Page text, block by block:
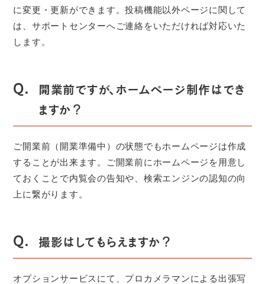
に変更・更新ができます。投稿機能以外ページに関して
は、サポートセンターへご連絡をいただければ対応いた
します。
Q.
開業前ですが、ホームページ制作はでき
ますか？
ご開業前（開業準備中）の状態でもホームページは作成
することが出来ます。ご開業前にホームページを用意し
ておくことで内覧会の告知や、検索エンジンの認知の向
上に繋がります。
Q. 撮影はしてもらえますか？
オプションサービスにて、プロカメラマンによる出張写